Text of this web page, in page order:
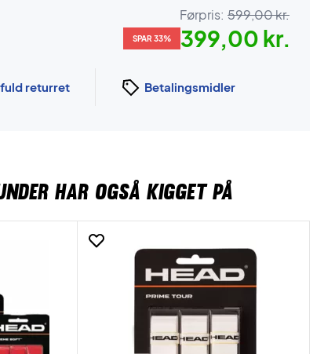
Førpris: 599,00 kr.
SPAR 33% 399,00 kr.
fuld returret Betalingsmidler
HAR OGSÅ KIGGET PÅ